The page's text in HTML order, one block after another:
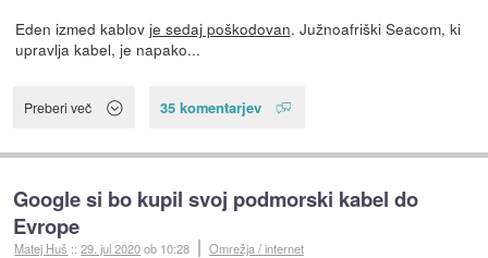
Eden izmed kablov je sedaj poškodovan. Južnoafriški Seacom, ki
upravlja kabel, je napako...
Preberi več 35 komentarjev
Google si bo kupil svoj podmorski kabel do
Evrope
Matej Huš ::29. jul 2020ob 10:28 Omrežja / internet